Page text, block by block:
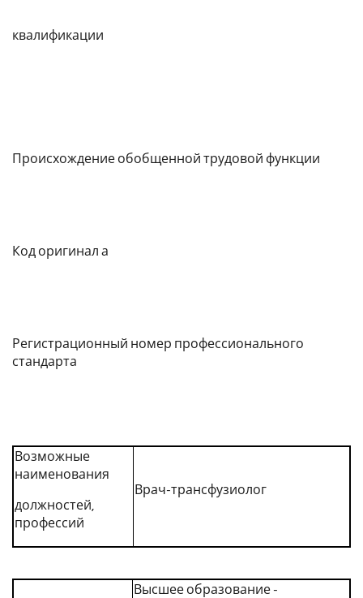
квалификации
Происхождение обобщенной трудовой функции
Код оригинал а
Регистрационный номер профессионального
стандарта
Возможные
наименования
должностей,
профессий
Врач-трансфузиолог
Высшее образование -